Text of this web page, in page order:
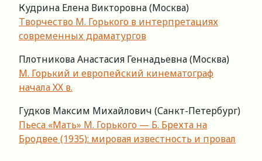
Кудрина Елена Викторовна (Москва)
Творчество М. Горького в интерпретациях
современных драматургов
Плотникова Анастасия Геннадьевна (Москва)
М. Горький и европейский кинематограф
начала ХХ в.
Гудков Максим Михайлович (Санкт-Петербург)
Пьеса «Мать» М. Горького — Б. Брехта на
Бродвее (1935): мировая известность и провал